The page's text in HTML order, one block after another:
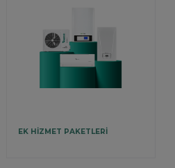
EK HİZMET PAKETLERİ